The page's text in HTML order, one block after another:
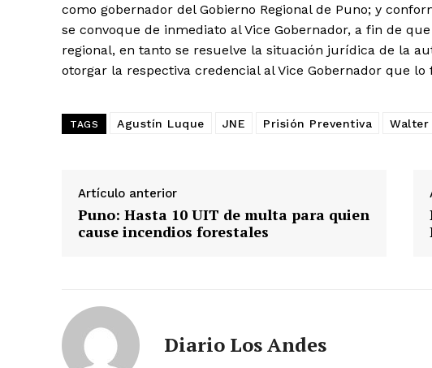
SUSCRIBETE
como gobernador del Gobierno Regional de Puno; y
se convoque de inmediato al Vice Gobernador, a fin de
regional, en tanto se resuelve la situación jurídica de la
otorgar la respectiva credencial al Vice Gobernador que
TAGS Agustín Luque JNE Prisión Preventiva Walter
Artículo anterior
Puno: Hasta 10 UIT de multa para quien
cause incendios forestales
Diario Los Andes